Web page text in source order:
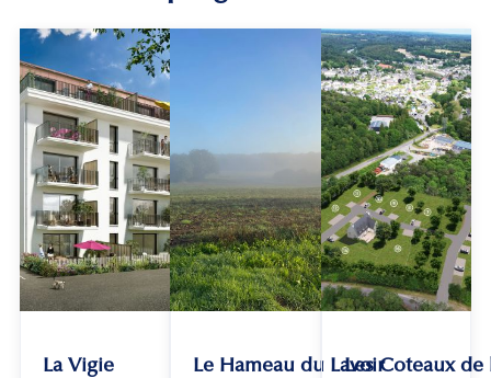
La Vigie Le Hameau du LavoirLes Coteaux